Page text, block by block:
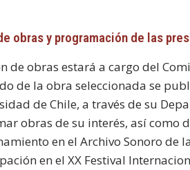
obras y programación de las
de obras estará a cargo del
de la obra seleccionada se
de Chile, a través de su
obras de su interés, así como
en el Archivo Sonoro de
en el XX Festival